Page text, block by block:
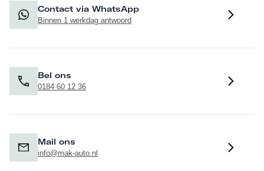
Contact via WhatsApp
Binnen 1 werkdag antwoord
Bel ons
0184 60 12 36
Mail ons
info@mak-auto.nl